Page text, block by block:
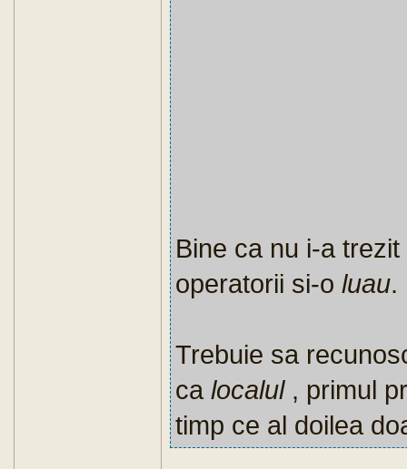
Bine ca nu i-a
operatorii si-o luau.
Trebuie sa
ca localul , primul
timp ce al doilea